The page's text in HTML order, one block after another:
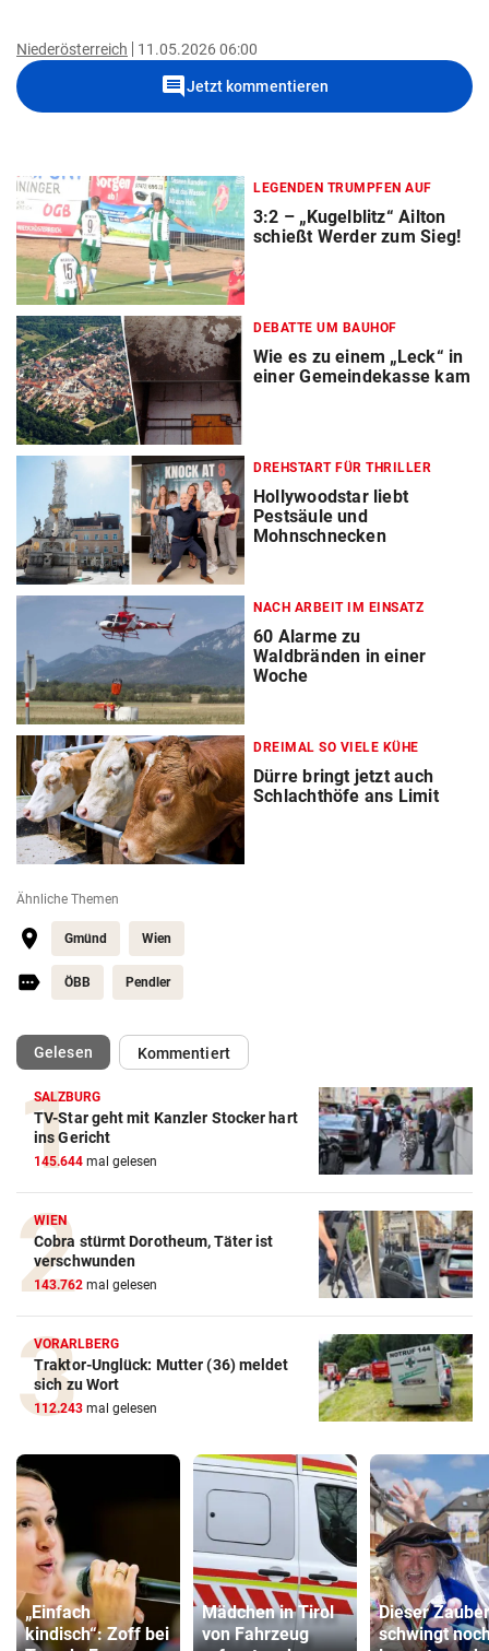
Niederösterreich 11.05.2026 06:00
commentJetzt kommentieren
LEGENDEN TRUMPFEN AUF
3:2 – „Kugelblitz“ Ailton
schießt Werder zum Sieg!
DEBATTE UM BAUHOF
Wie es zu einem „Leck“ in
einer Gemeindekasse kam
DREHSTART FÜR THRILLER
Hollywoodstar liebt
Pestsäule und
Mohnschnecken
NACH ARBEIT IM EINSATZ
60 Alarme zu
Waldbränden in einer
Woche
DREIMAL SO VIELE KÜHE
Dürre bringt jetzt auch
Schlachthöfe ans Limit
Ähnliche Themen
Gmünd Wien
ÖBB Pendler
Gelesen(ausgewählt)Kommentiert
SALZBURG
TV-Star geht mit Kanzler Stocker hart
ins Gericht
145.644 mal gelesen
WIEN
Cobra stürmt Dorotheum, Täter ist
verschwunden
143.762 mal gelesen
VORARLBERG
Traktor-Unglück: Mutter (36) meldet
sich zu Wort
112.243 mal gelesen
„Einfach
kindisch“: Zoff bei
Mädchen in Tirol
von Fahrzeug
Dieser Zauber
schwingt